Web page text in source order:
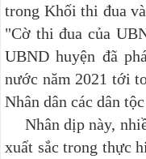
trong Khối thi đua
"Cờ thi đua của
UBND huyện đã
nước năm 2021 tới
Nhân dân các dân
Nhân dịp này,
xuất sắc trong thực